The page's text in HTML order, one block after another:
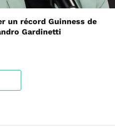
un récord Guinness de
Gardinetti